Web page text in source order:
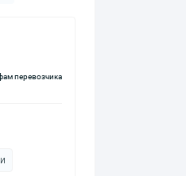
перевозчика